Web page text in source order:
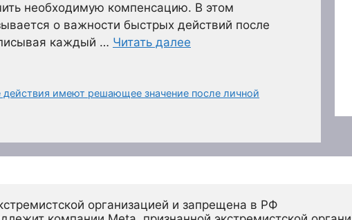
необходимую компенсацию. В этом
о важности быстрых действий после
каждый … Читать далее
имеют решающее значение после личной
организацией и запрещена в РФ